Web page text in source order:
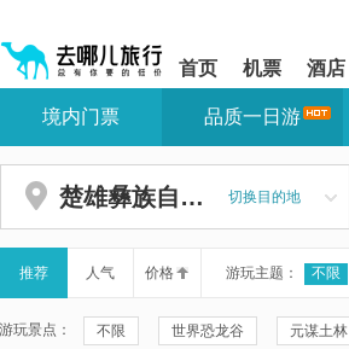
shift+enter
网
导
盲
导
您
站
区,
本
有
首页 机票 酒店
您
站
区
境内门票 品质一日游
楚雄彝族自治州 切换目的地
推荐 人气 价格 游玩主题： 不限
游玩景点： 不限 世界恐龙谷 元谋土林